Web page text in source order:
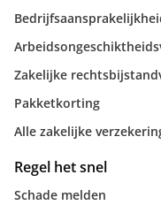
Zakelijke
Pakketkorting
Alle zakelijke
Regel het snel
Schade melden